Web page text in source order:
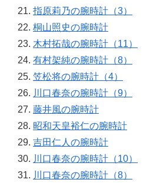
指原莉乃の腕時計（3）
桐山照史の腕時計
木村拓哉の腕時計（11）
有村架純の腕時計（8）
笠松将の腕時計（4）
川口春奈の腕時計（9）
藤井風の腕時計
昭和天皇裕仁の腕時計
吉田仁人の腕時計
川口春奈の腕時計（10）
川口春奈の腕時計（8）